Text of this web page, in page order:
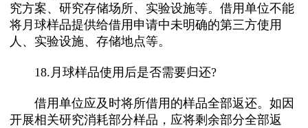
究方案、研究存储场所、实验设施等。借用单位不能
将月球样品提供给借用申请中未明确的第三方使用
人、实验设施、存储地点等。
18.月球样品使用后是否需要归还?
借用单位应及时将所借用的样品全部返还。如因
开展相关研究消耗部分样品，应将剩余部分全部返